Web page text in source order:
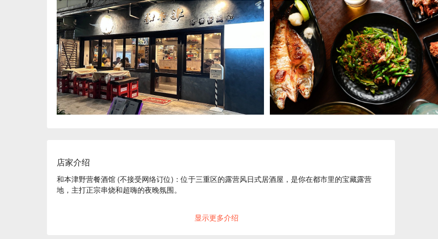
店家介绍
和本津野营餐酒馆 (不接受网络订位)：位于三重区的露营风日式居酒屋，是你在都市里的宝藏露营
地，主打正宗串烧和超嗨的夜晚氛围。
feel，氛围轻松又热闹，就像来了一场说走就走的迷你旅行。绝对是和朋友们放松小聚的完美背景
显示更多介绍